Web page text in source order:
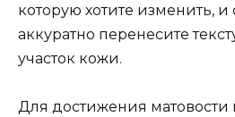
которую хотите изменить,
аккуратно перенесите
участок кожи.
Для достижения матовости